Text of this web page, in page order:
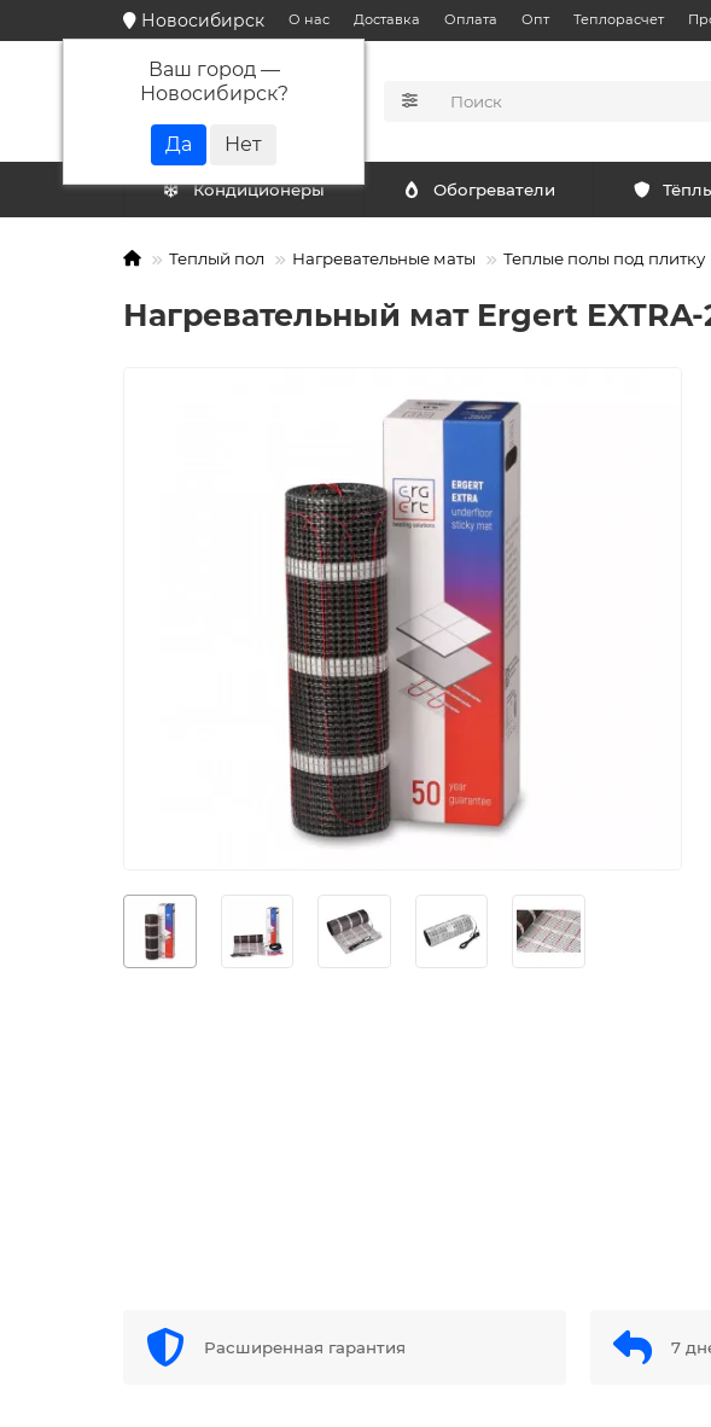
Новосибирск
Ваш город —
Новосибирск?
О нас Доставка Оплата Опт Теплорасчет
КАТАЛОГ
Кондиционеры Обогреватели
Теплый пол Нагревательные маты Теплые полы под плитку
Нагревательный мат Ergert
Расширенная гарантия 7